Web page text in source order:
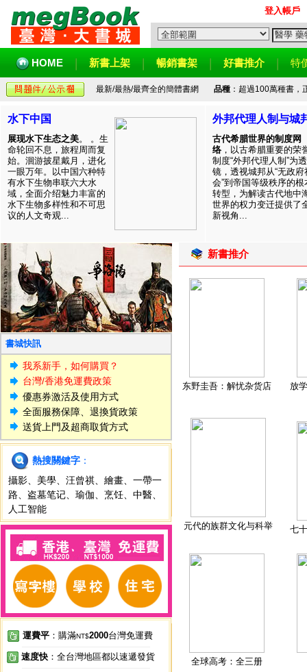
登入帳戶
HOME 新書上架 暢銷書架 好書推介 特
最新/最熱/最齊全的簡體書網 品種：超過100萬種書，
水下中国
展现水下生态之美。 。生
命轮回不息，旅程周而复
始。洄游披星戴月，进化
一眼万年。以中国六种特
有水下生物串联六大水
域，全面介绍魅力丰富的
水下生物多样性和不可思
议的人文奇观...
外邦代理人制与城
古代希腊世界的制度网
络 ，以古希腊重要的荣
制度“外邦代理人制”为透
镜，透视城邦从“无政府
会”到帝国等级秩序的根
转型，为解读古代地中
世界的权力变迁提供了
新视角...
書城快訊
我系新手，如何購買？
台灣/香港免運費政策
優惠券激活及使用方式
全面服務保障、退換貨政策
送貨上門及超商取貨方式
熱搜關鍵字 ：
攝影
美學 汪曾祺 繪畫
一帶一
路
盗墓笔记 瑜伽 烹饪 中醫
人工智能
運費平 ：購滿NT$2000台灣免運費
速度快 ：全台灣地區都以速遞發貨
新書推介
东野圭吾：解忧杂货店 放
元代的族群文化与科举 七
全球高考：全三册